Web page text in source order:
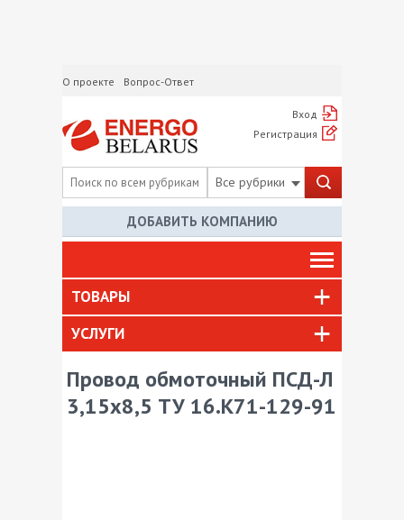
О проекте Вопрос-Ответ
Вход
Регистрация
Все рубрики
ДОБАВИТЬ КОМПАНИЮ
ТОВАРЫ
УСЛУГИ
Провод обмоточный ПСД-Л
3,15х8,5 ТУ 16.К71-129-91